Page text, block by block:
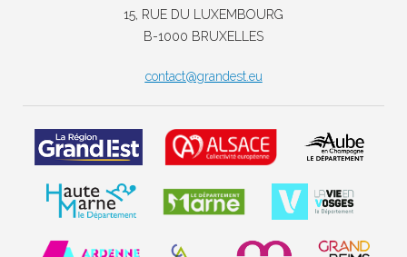
15, RUE DU LUXEMBOURG
B-1000 BRUXELLES
contact@grandest.eu